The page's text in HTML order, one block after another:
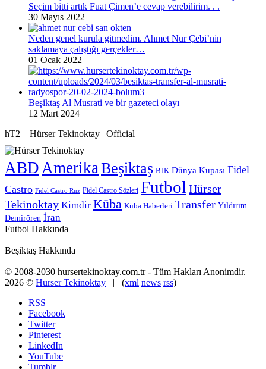
Seçim bitti artık Fuat Çimen’e cevap verebilirim. . .
30 Mayıs 2022
Neden genel kurula gitmedim. Ahmet Nur Çebi’nin
saklamaya çalıştığı gerçekler…
01 Ocak 2022
Beşiktaş Al Musrati ve bir gazeteci olayı
12 Mart 2024
hT2 – Hürser Tekinoktay | Official
ABD Amerika Beşiktaş BJK Dünya Kupası Fidel
Castro Fidel Castro Ruz Fidel Castro Sözleri Futbol Hürser
Tekinoktay Kimdir Küba Küba Haberleri Transfer Yıldırım
Demirören İran
Futbol Hakkında
Beşiktaş Hakkında
© 2008-2030 hursertekinoktay.com.tr - Tüm Hakları Anonimdir.
2026 © Hurser Tekinoktay | (xml news rss)
RSS
Facebook
Twitter
Pinterest
LinkedIn
YouTube
Tumblr